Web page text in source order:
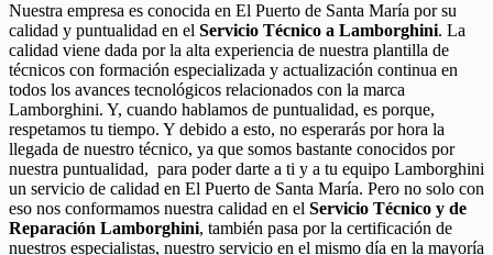
Nuestra empresa es conocida en El Puerto de Santa María por su
calidad y puntualidad en el Servicio Técnico a Lamborghini. La
calidad viene dada por la alta experiencia de nuestra plantilla de
técnicos con formación especializada y actualización continua en
todos los avances tecnológicos relacionados con la marca
Lamborghini. Y, cuando hablamos de puntualidad, es porque,
respetamos tu tiempo. Y debido a esto, no esperarás por hora la
llegada de nuestro técnico, ya que somos bastante conocidos por
nuestra puntualidad, para poder darte a ti y a tu equipo Lamborghini
un servicio de calidad en El Puerto de Santa María. Pero no solo con
eso nos conformamos nuestra calidad en el Servicio Técnico y de
Reparación Lamborghini, también pasa por la certificación de
nuestros especialistas, nuestro servicio en el mismo día en la mayoría